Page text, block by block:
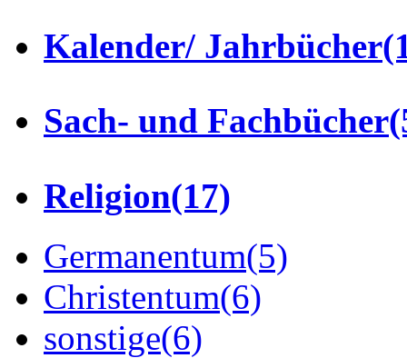
Kalender/ Jahrbücher
Sach- und Fachbücher
Religion(17)
Germanentum(5)
Christentum(6)
sonstige(6)